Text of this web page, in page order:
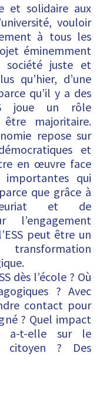
et solidaire aux
vouloir
à tous les
éminemment
société juste et
qu’hier, d’une
qu’il y a des
joue un rôle
majoritaire.
repose sur
et
en œuvre face
qui
que grâce à
et de
l’engagement
peut être un
dès l’école ? Où
? Avec
contact pour
? Quel impact
a-t-elle sur le
citoyen ? Des